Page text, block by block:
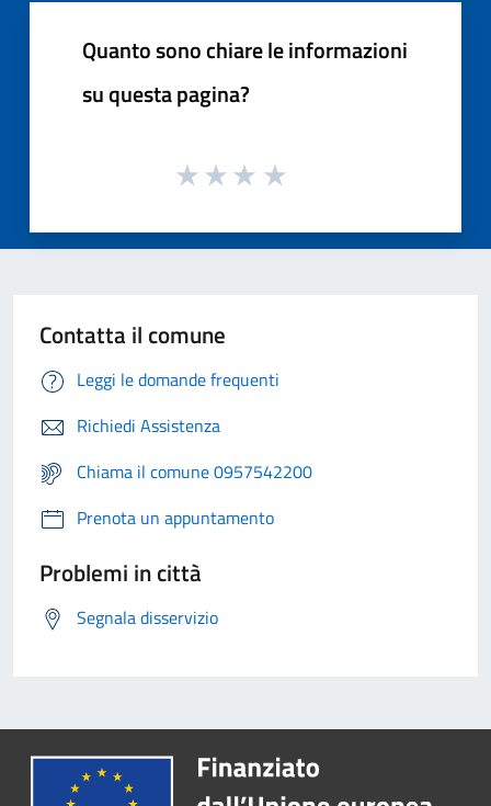
Quanto sono chiare le informazioni
su questa pagina?
Contatta il comune
Leggi le domande frequenti
Richiedi Assistenza
Chiama il comune 0957542200
Prenota un appuntamento
Problemi in città
Segnala disservizio